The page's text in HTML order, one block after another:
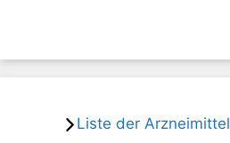
Liste der Arzneimittel